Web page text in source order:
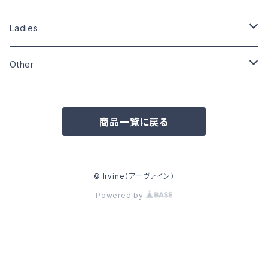
Size:S
Size:S
Size:M
Size:L
Size:L
Size:M
Ladies
Other
Other
商品一覧に戻る
© Irvine（アーヴァイン）
Powered by